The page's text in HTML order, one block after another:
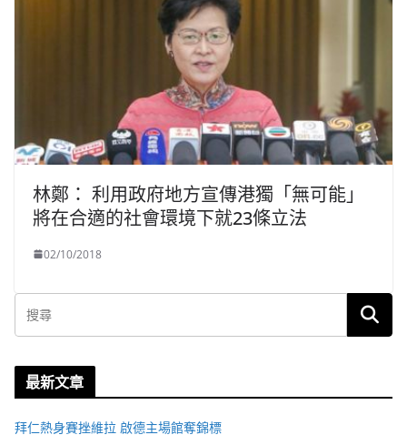
林鄭： 利用政府地方宣傳港獨「無可能」
將在合適的社會環境下就23條立法
02/10/2018
最新文章
拜仁熱身賽挫維拉 啟德主場館奪錦標